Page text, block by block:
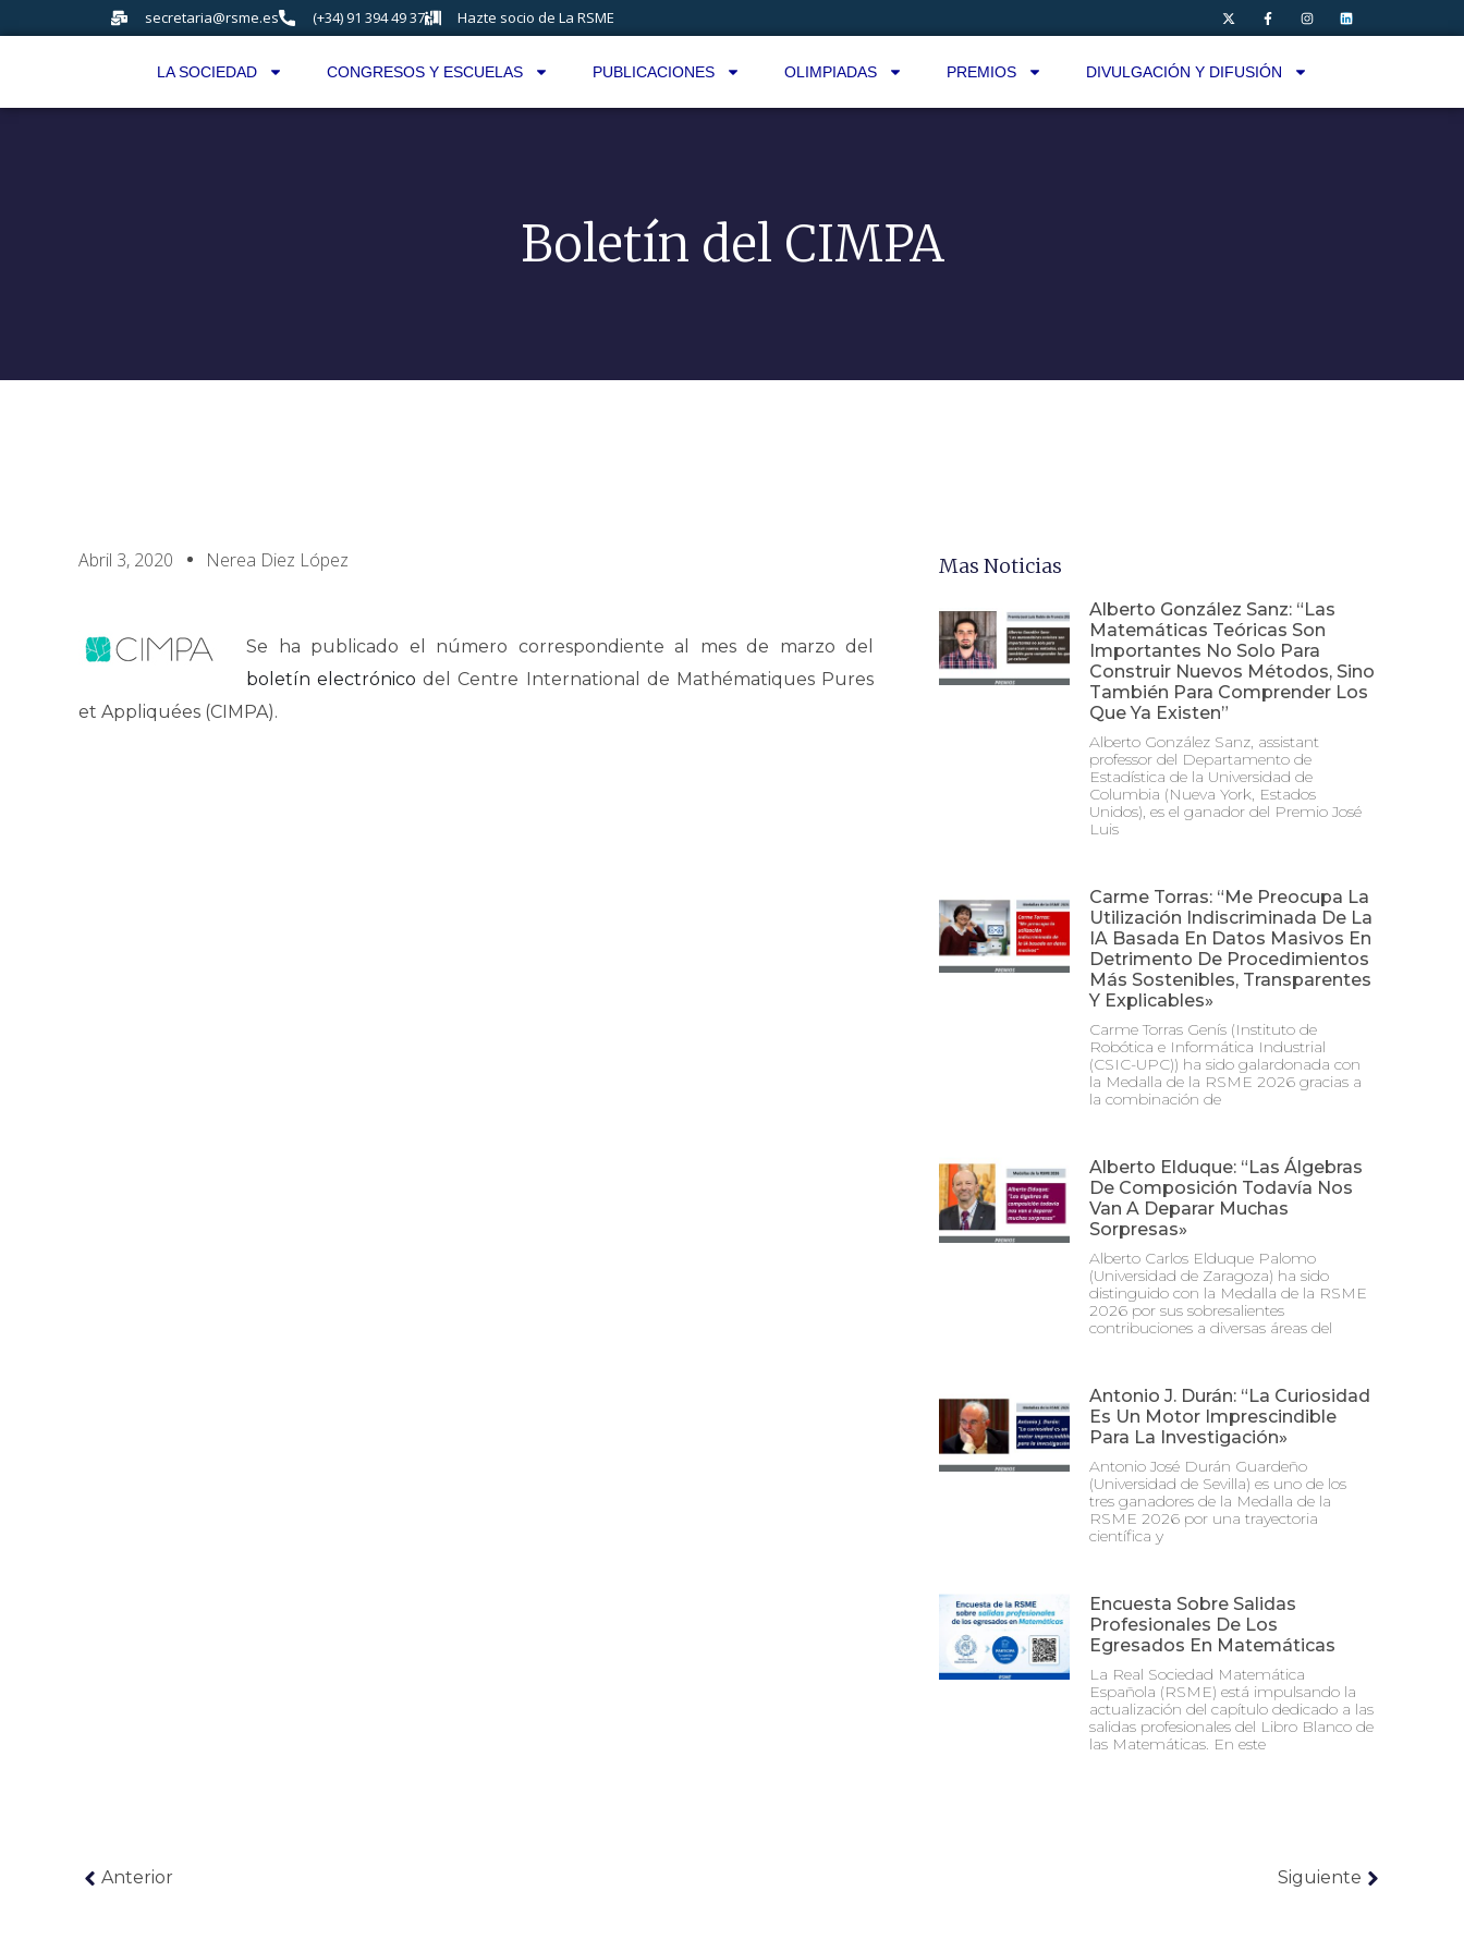
secretaria@rsme.es (+34) 91 394 49 37 Hazte socio de La RSME
LA SOCIEDAD CONGRESOS Y ESCUELAS PUBLICACIONES OLIMPIADAS PREMIOS DIVULGACIÓN Y DIFUSIÓN
Boletín del CIMPA
Abril 3, 2020 Nerea Diez López
Se ha publicado el número correspondiente al mes de marzo del
boletín electrónico del Centre International de Mathématiques Pures
et Appliquées (CIMPA).
Mas Noticias
Alberto González Sanz: “Las
Matemáticas Teóricas Son
Importantes No Solo Para
Construir Nuevos Métodos, Sino
También Para Comprender Los
Que Ya Existen”
Alberto González Sanz, assistant
professor del Departamento de
Estadística de la Universidad de
Columbia (Nueva York, Estados
Unidos), es el ganador del Premio José
Luis
Carme Torras: “Me Preocupa La
Utilización Indiscriminada De La
IA Basada En Datos Masivos En
Detrimento De Procedimientos
Más Sostenibles, Transparentes
Y Explicables»
Carme Torras Genís (Instituto de
Robótica e Informática Industrial
(CSIC-UPC)) ha sido galardonada con
la Medalla de la RSME 2026 gracias a
la combinación de
Alberto Elduque: “Las Álgebras
De Composición Todavía Nos
Van A Deparar Muchas
Sorpresas»
Alberto Carlos Elduque Palomo
(Universidad de Zaragoza) ha sido
distinguido con la Medalla de la RSME
2026 por sus sobresalientes
contribuciones a diversas áreas del
Antonio J. Durán: “La Curiosidad
Es Un Motor Imprescindible
Para La Investigación»
Antonio José Durán Guardeño
(Universidad de Sevilla) es uno de los
tres ganadores de la Medalla de la
RSME 2026 por una trayectoria
científica y
Encuesta Sobre Salidas
Profesionales De Los
Egresados En Matemáticas
La Real Sociedad Matemática
Española (RSME) está impulsando la
actualización del capítulo dedicado a las
salidas profesionales del Libro Blanco de
las Matemáticas. En este
Anterior Siguiente